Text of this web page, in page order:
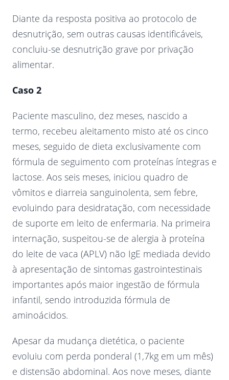
Diante da resposta positiva ao protocolo de
desnutrição, sem outras causas identificáveis,
concluiu-se desnutrição grave por privação
alimentar.
Caso 2
Paciente masculino, dez meses, nascido a
termo, recebeu aleitamento misto até os cinco
meses, seguido de dieta exclusivamente com
fórmula de seguimento com proteínas íntegras e
lactose. Aos seis meses, iniciou quadro de
vômitos e diarreia sanguinolenta, sem febre,
evoluindo para desidratação, com necessidade
de suporte em leito de enfermaria. Na primeira
internação, suspeitou-se de alergia à proteína
do leite de vaca (APLV) não IgE mediada devido
à apresentação de sintomas gastrointestinais
importantes após maior ingestão de fórmula
infantil, sendo introduzida fórmula de
aminoácidos.
Apesar da mudança dietética, o paciente
evoluiu com perda ponderal (1,7kg em um mês)
e distensão abdominal. Aos nove meses, diante